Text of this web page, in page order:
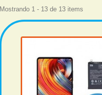
Mostrando 1 - 13 de 13 items